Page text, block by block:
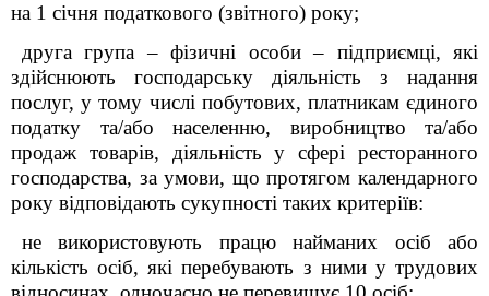
на 1 січня податкового (звітного) року;
друга група –фізичні особи– підприємці, які
здійснюють господарську діяльність з надання
послуг, у тому числі побутових, платникам єдиного
податку та/або населенню, виробництво та/або
продаж товарів, діяльність у сфері ресторанного
господарства, за умови, що протягом календарного
року відповідають сукупності таких критеріїв:
не використовують працю найманих осіб або
кількість осіб, які перебувають з ними у трудових